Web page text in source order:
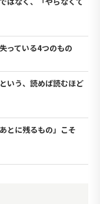
っている4つのもの
いう、読めば読むほど
とに残るもの」こそ